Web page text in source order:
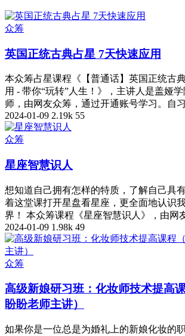
众筹
英国正统古典占星 7天快速应用
本众筹占星课程《【普通话】英国正统古
用 - 带你“玩转”人生！》，主讲人是盖娅
师，由网友众筹，通过开通账号学习。自
2024-01-09 2.19k 55
众筹
星座智慧识人
想知道自己拥有怎样的特质，了解自己具
着这堂课打开星盘看星座，更全面地认识
界！ 本众筹课程《星座智慧识人》，由网
2024-01-09 1.98k 49
众筹
高级新娘研习班：化妆师技术提高
盼盼老师主讲）
如果你是一位总是为婚礼上的新娘化妆的